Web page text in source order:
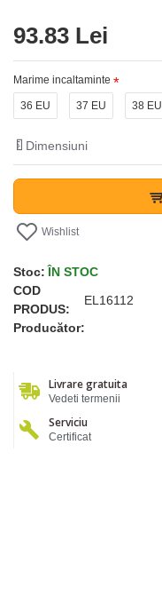
93.83 Lei
Marime incaltaminte
36 EU 37 EU 38 EU
Dimensiuni
Wishlist
Stoc: ÎN STOC
COD
PRODUS:
EL16112
Producător:
Livrare gratuita
Vedeti termenii
Serviciu
Certificat